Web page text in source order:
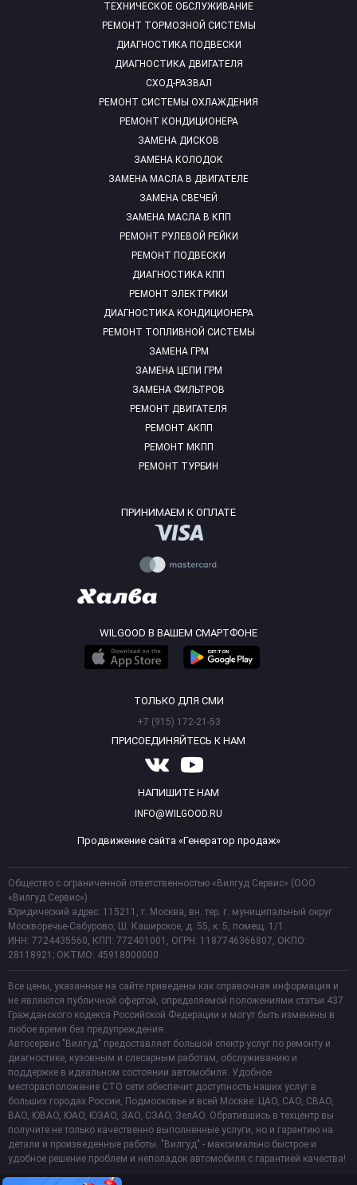
ТЕХНИЧЕСКОЕ ОБСЛУЖИВАНИЕ
РЕМОНТ ТОРМОЗНОЙ СИСТЕМЫ
ДИАГНОСТИКА ПОДВЕСКИ
ДИАГНОСТИКА ДВИГАТЕЛЯ
СХОД-РАЗВАЛ
РЕМОНТ СИСТЕМЫ ОХЛАЖДЕНИЯ
РЕМОНТ КОНДИЦИОНЕРА
ЗАМЕНА ДИСКОВ
ЗАМЕНА КОЛОДОК
ЗАМЕНА МАСЛА В ДВИГАТЕЛЕ
ЗАМЕНА СВЕЧЕЙ
ЗАМЕНА МАСЛА В КПП
РЕМОНТ РУЛЕВОЙ РЕЙКИ
РЕМОНТ ПОДВЕСКИ
ДИАГНОСТИКА КПП
РЕМОНТ ЭЛЕКТРИКИ
ДИАГНОСТИКА КОНДИЦИОНЕРА
РЕМОНТ ТОПЛИВНОЙ СИСТЕМЫ
ЗАМЕНА ГРМ
ЗАМЕНА ЦЕПИ ГРМ
ЗАМЕНА ФИЛЬТРОВ
РЕМОНТ ДВИГАТЕЛЯ
РЕМОНТ АКПП
РЕМОНТ МКПП
РЕМОНТ ТУРБИН
ПРИНИМАЕМ К ОПЛАТЕ
WILGOOD В ВАШЕМ СМАРТФОНЕ
ТОЛЬКО ДЛЯ СМИ
+7 (915) 172-21-53
ПРИСОЕДИНЯЙТЕСЬ К НАМ
НАПИШИТЕ НАМ
INFO@WILGOOD.RU
Продвижение сайта «Генератор продаж»
Общество с ограниченной ответственностью «Вилгуд Сервис» (ООО
«Вилгуд Сервис»)
Юридический адрес: 115211, г. Москва, вн. тер. г. муниципальный округ
Москворечье-Сабурово, Ш. Каширское, д. 55, к. 5, помещ. 1/1.
ИНН: 7724435560, КПП: 772401001, ОГРН: 1187746366807, ОКПО:
28118921; ОКТМО: 45918000000
Все цены, указанные на сайте приведены как справочная информация и
не являются публичной офертой, определяемой положениями статьи 437
Гражданского кодекса Российской Федерации и могут быть изменены в
любое время без предупреждения.
Автосервис "Вилгуд" предоставляет большой спектр услуг по ремонту и
диагностике, кузовным и слесарным работам, обслуживанию и
поддержке в идеальном состоянии автомобиля. Удобное
месторасположение СТО сети обеспечит доступность наших услуг в
больших городах России, Подмосковье и всей Москве: ЦАО, САО, СВАО,
ВАО, ЮВАО, ЮАО, ЮЗАО, ЗАО, СЗАО, ЗелАО. Обратившись в техцентр вы
получите не только качественно выполненные услуги, но и гарантию на
детали и произведенные работы. "Вилгуд" - максимально быстрое и
удобное решение проблем и неполадок автомобиля с гарантией качества!